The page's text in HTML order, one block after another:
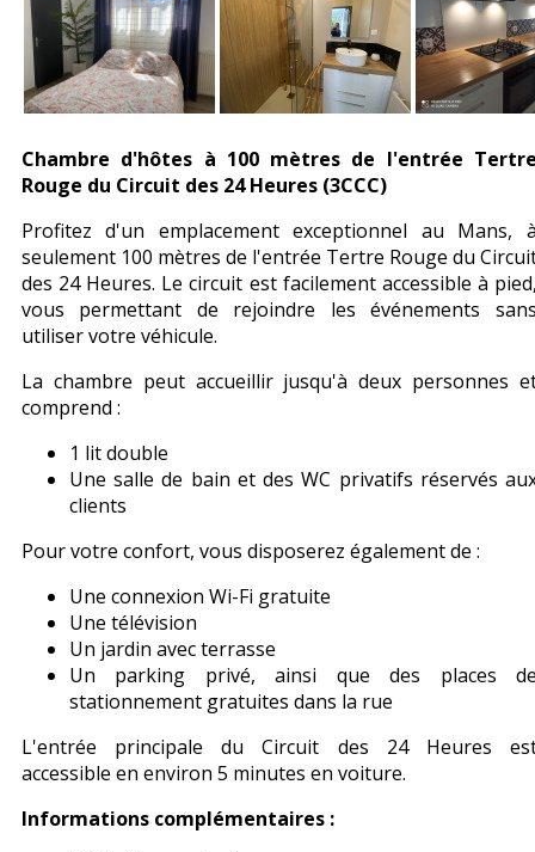
Chambre d'hôtes à 100 mètres de l'entrée
Rouge du Circuit des 24 Heures (3CCC)
Profitez d'un emplacement exceptionnel au Mans,
seulement 100 mètres de l'entrée Tertre Rouge du
des 24 Heures. Le circuit est facilement accessible à
vous permettant de rejoindre les événements
utiliser votre véhicule.
La chambre peut accueillir jusqu'à deux personnes
comprend :
1 lit double
Une salle de bain et des WC privatifs réservés
clients
Pour votre confort, vous disposerez également de :
Une connexion Wi-Fi gratuite
Une télévision
Un jardin avec terrasse
Un parking privé, ainsi que des places
stationnement gratuites dans la rue
L'entrée principale du Circuit des 24 Heures
accessible en environ 5 minutes en voiture.
Informations complémentaires :